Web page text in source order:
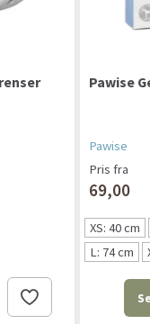
Pawise
Pawise
Pris fra
69,00
XS: 40 cm
L: 74 cm